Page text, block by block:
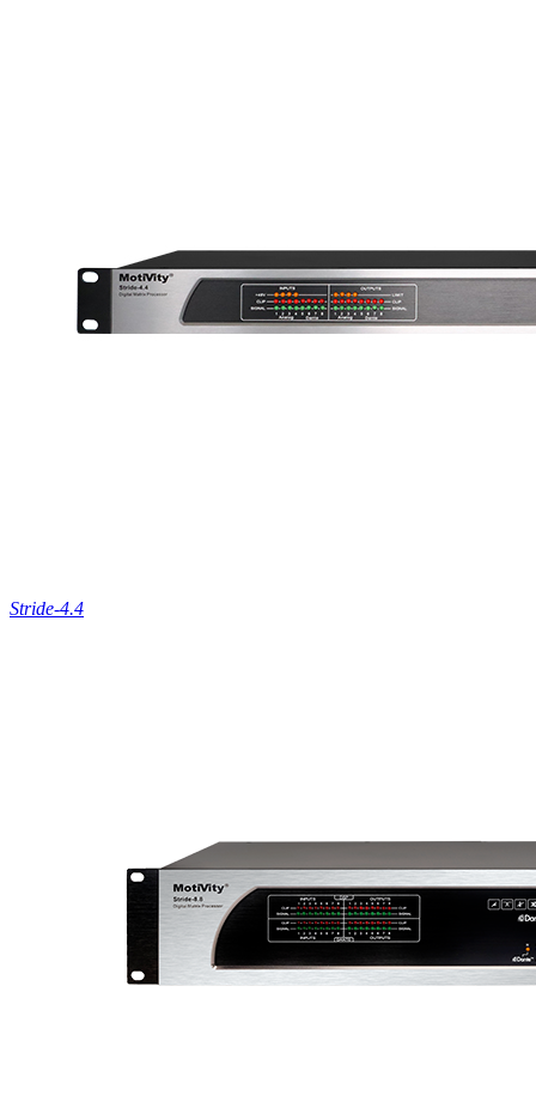
Stride-4.4